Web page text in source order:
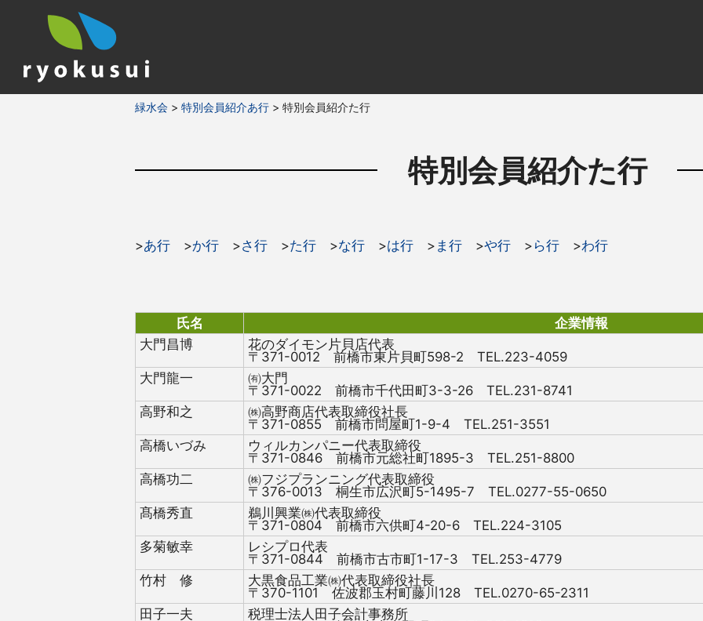
緑水会 > 特別会員紹介あ行 > 特別会員紹介た行
特別会員紹介た行
>あ行 >か行 >さ行 >た行 >な行 >は行 > ま行 >や行 > ら行 >わ行
氏名
企業情報
大門昌博
花のダイモン片貝店代表
〒371-0012 前橋市東片貝町598-2 TEL.223-4059
大門龍一
㈲大門
〒371-0022 前橋市千代田町3-3-26 TEL.231-8741
高野和之
㈱高野商店代表取締役社長
〒371-0855 前橋市問屋町1-9-4 TEL.251-3551
高橋いづみ
ウィルカンパニー代表取締役
〒371-0846 前橋市元総社町1895-3 TEL.251-8800
高橋功二
㈱フジプランニング代表取締役
〒376-0013 桐生市広沢町5-1495-7 TEL.0277-55-0650
髙橋秀直
鵜川興業㈱代表取締役
〒371-0804 前橋市六供町4-20-6 TEL.224-3105
多菊敏幸
レシプロ代表
〒371-0844 前橋市古市町1-17-3 TEL.253-4779
竹村 修
大黒食品工業㈱代表取締役社長
〒370-1101 佐波郡玉村町藤川128 TEL.0270-65-2311
田子一夫
税理士法人田子会計事務所